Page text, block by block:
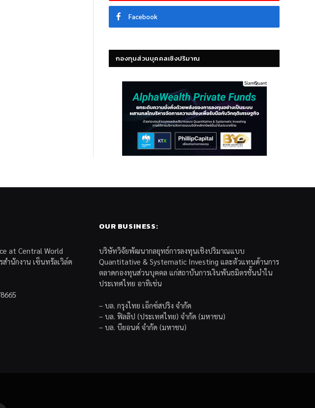
Facebook
กองทุนส่วนบุคคลเชิงปริมาณ
at Central World
ำนักงาน เซ็นทรัลเวิล์ด
OUR BUSINESS:
บริษัทวิจัยพัฒนากลยุทธ์การลงทุนเชิงปริมาณแบบ
Quantitative & Systematic Investing และตัวแทนด้านการ
ตลาดกองทุนส่วนบุคคล แก่สถาบันการเงินพันธมิตรชั้นนำใน
ประเทศไทย อาทิเช่น
– บล. กรุงไทย เอ็กซ์สปริง จำกัด
– บล. ฟิลลิป (ประเทศไทย) จำกัด (มหาชน)
– บล. บียอนด์ จำกัด (มหาชน)